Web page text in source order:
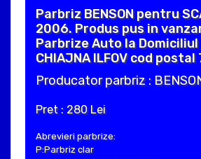
Parbriz BENSON pentru
2006. Produs pus in
Parbrize Auto la
CHIAJNA ILFOV cod
Producator parbriz :
Pret : 280 Lei
Abrevieri parbrize:
P:Parbriz clar